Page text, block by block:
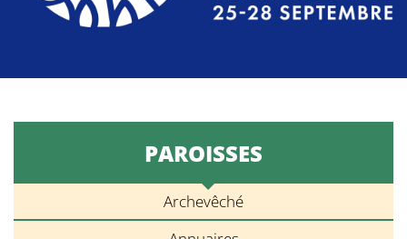
PAROISSES
Archevêché